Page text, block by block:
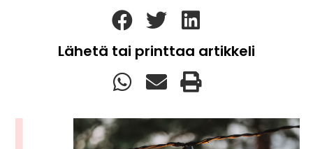
Lähetä tai printtaa artikkeli